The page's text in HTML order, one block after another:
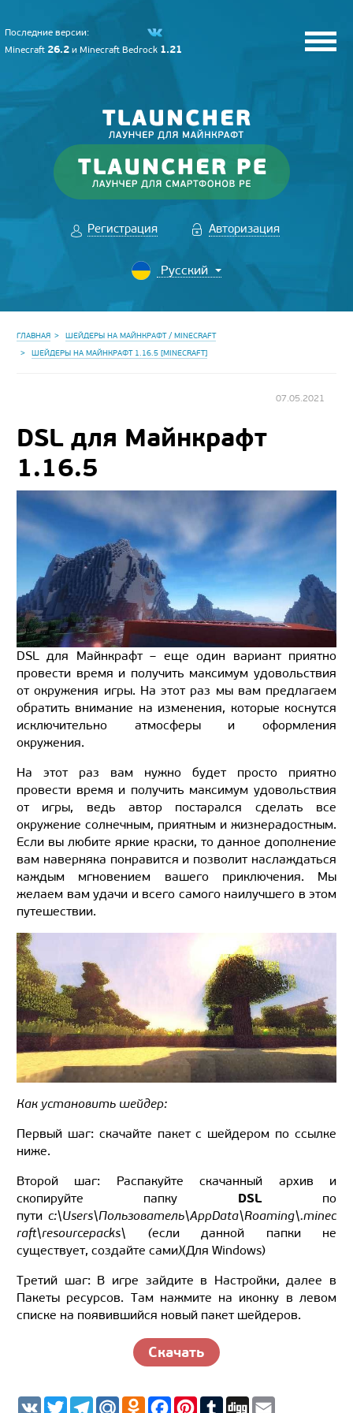
Последние версии:
Minecraft 26.2 и Minecraft Bedrock 1.21
Регистрация Авторизация
ГЛАВНАЯ
ШЕЙДЕРЫ НА МАЙНКРАФТ / MINECRAFT
ШЕЙДЕРЫ НА МАЙНКРАФТ 1.16.5 [MINECRAFT]
07.05.2021
DSL для Майнкрафт
1.16.5
DSL для Майнкрафт – еще один вариант приятно
провести время и получить максимум удовольствия
от окружения игры. На этот раз мы вам предлагаем
обратить внимание на изменения, которые коснутся
исключительно атмосферы и оформления
окружения.
На этот раз вам нужно будет просто приятно
провести время и получить максимум удовольствия
от игры, ведь автор постарался сделать все
окружение солнечным, приятным и жизнерадостным.
Если вы любите яркие краски, то данное дополнение
вам наверняка понравится и позволит наслаждаться
каждым мгновением вашего приключения. Мы
желаем вам удачи и всего самого наилучшего в этом
путешествии.
Как установить шейдер:
Первый шаг: скачайте пакет с шейдером по ссылке
ниже.
Второй шаг: Распакуйте скачанный архив и
скопируйте папку DSL
по
пути c:\Users\Пользователь\AppData\Roaming\.minec
raft\resourcepacks\ (если данной папки не
существует, создайте сами)(Для Windows)
Третий шаг: В игре зайдите в Настройки, далее в
Пакеты ресурсов. Там нажмите на иконку в левом
списке на появившийся новый пакет шейдеров.
Скачать
V
T
T
M
O
F
P
T
D